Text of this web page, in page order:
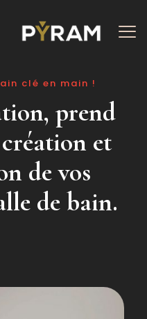
clé en main !
prend
et
de vos
de bain.